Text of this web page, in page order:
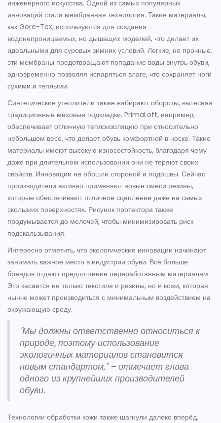
инженерного искусства. Одной из самых популярных
инноваций стала мембранная технология. Такие материалы,
как Gore-Tex, используются для создания
водонепроницаемых, но дышащих моделей, что делает их
идеальными для суровых зимних условий. Легкие, но прочные,
эти мембраны предотвращают попадание воды внутрь обуви,
одновременно позволяя испаряться влаге, что сохраняет ноги
сухими и теплыми.
Синтетические утеплители также набирают обороты, вытесняя
традиционные меховые подкладки. PrimaLoft, например,
обеспечивает отличную теплоизоляцию при относительно
небольшом весе, что делает обувь комфортной в носке. Такие
материалы имеют высокую износостойкость, благодаря чему
даже при длительном использовании они не теряют своих
свойств. Инновации не обошли стороной и подошвы. Сейчас
производители активно применяют новые смеси резины,
которые обеспечивают отличное сцепление даже на самых
скользких поверхностях. Рисунок протектора также
продумывается до мелочей, чтобы минимизировать риск
подскальзывания.
Интересно отметить, что экологические инновации начинают
занимать важное место в индустрии обуви. Всё больше
брендов отдают предпочтение переработанным материалам.
Это касается не только текстиля и резины, но и кожи, которая
нынче может производиться с минимальным воздействием на
окружающую среду.
"Мы должны ответственно относиться к
природе, поэтому использование
экологичных материалов становится
новым стандартом," – отмечает глава
одного из крупнейших производителей
обуви.
Технологии обработки кожи также шагнули далеко вперёд.